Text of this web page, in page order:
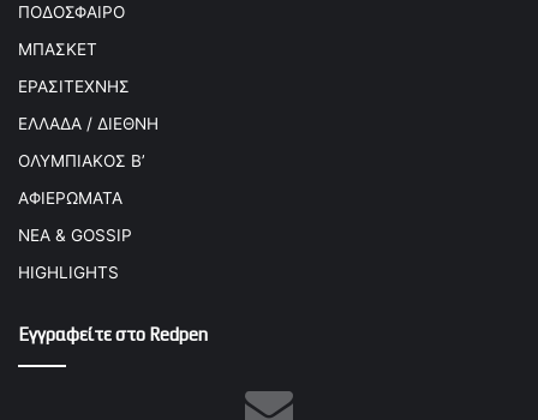
ΠΟΔΟΣΦΑΙΡΟ
ΜΠΑΣΚΕΤ
ΕΡΑΣΙΤΕΧΝΗΣ
ΕΛΛΑΔΑ / ΔΙΕΘΝΗ
ΟΛΥΜΠΙΑΚΟΣ Β’
ΑΦΙΕΡΩΜΑΤΑ
ΝΕΑ & GOSSIP
HIGHLIGHTS
Εγγραφείτε στο Redpen